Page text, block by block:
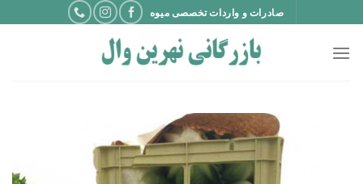
to
content
صادرات و واردات تخصصی میوه